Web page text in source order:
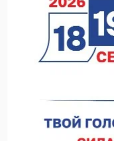
В автобусах Арзамаса
07.08.2026 11:03